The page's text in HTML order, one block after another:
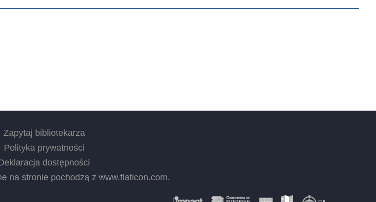
Zapytaj bibliotekarza
Polityka prywatności
dostępności
na stronie pochodzą z www.flaticon.com.